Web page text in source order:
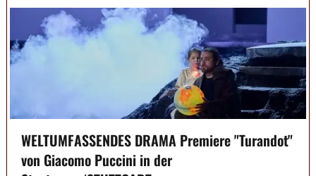
WELTUMFASSENDES DRAMA Premiere "Turandot"
von Giacomo Puccini in der